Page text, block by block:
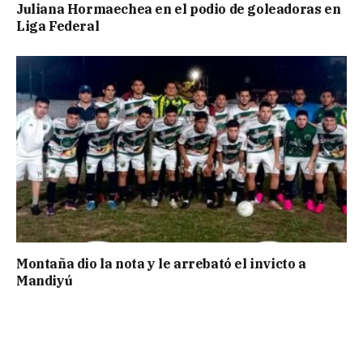
Juliana Hormaechea en el podio de goleadoras en
Liga Federal
Montaña dio la nota y le arrebató el invicto a
Mandiyú